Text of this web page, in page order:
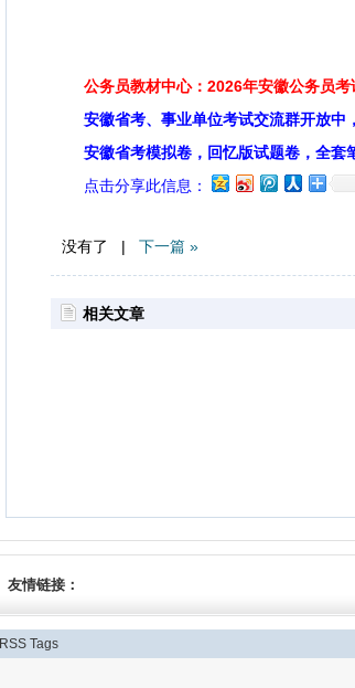
公务员教材中心：2026年安徽公务员考
安徽省考、事业单位考试交流群开放中
安徽省考模拟卷，回忆版试题卷，全套
点击分享此信息：
没有了 | 下一篇 »
相关文章
友情链接：
RSS Tags